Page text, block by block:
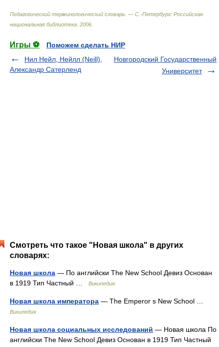
Педагогический терминологический словарь. — С.-Петербург: Российская
национальная библиотека 2006
Игры ⚽
Поможем сделать НИР
Нил Нейл, Нейлл (Neill),
Александр Сатерленд
Новгородский Государственный
Университет
Смотреть что такое "Новая школа" в других
словарях:
Новая школа — По английски The New School Девиз Основан
в 1919 Тип Частный …
Википедия
Новая школа императора — The Emperor s New School …
Википедия
Новая школа социальных исследований — Новая школа По
английски The New School Девиз Основан в 1919 Тип Частный